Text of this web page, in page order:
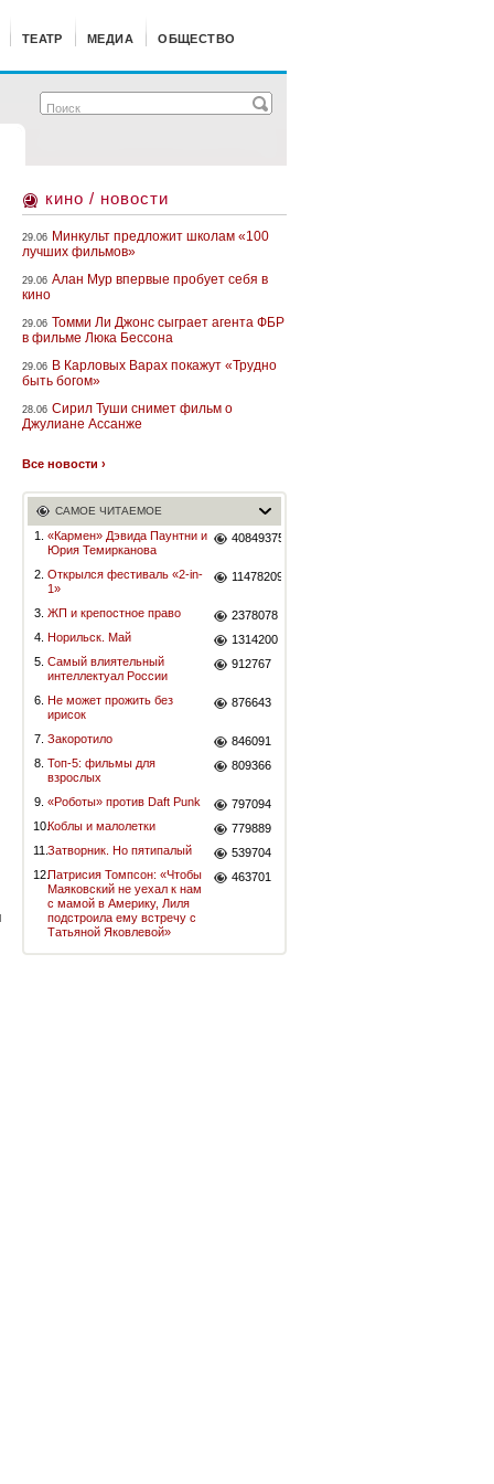
ТЕАТР МЕДИА ОБЩЕСТВО
кино / новости
29.06 Минкульт предложит школам «100
лучших фильмов»
29.06 Алан Мур впервые пробует себя в
кино
29.06 Томми Ли Джонс сыграет агента ФБР
в фильме Люка Бессона
29.06 В Карловых Варах покажут «Трудно
быть богом»
28.06 Сирил Туши снимет фильм о
Джулиане Ассанже
Все новости ›
САМОЕ ЧИТАЕМОЕ
1.
«Кармен» Дэвида Паунтни и
Юрия Темирканова
40849375
2. Открылся фестиваль «2-in-
1»
11478209
3. ЖП и крепостное право
2378078
4. Норильск. Май
1314200
5. Самый влиятельный
интеллектуал России
912767
6. Не может прожить без
ирисок
876643
7. Закоротило
846091
8. Топ-5: фильмы для
взрослых
809366
9. «Роботы» против Daft Punk
797094
10.Коблы и малолетки
779889
11.Затворник. Но пятипалый
539704
12.Патрисия Томпсон: «Чтобы
Маяковский не уехал к нам
с мамой в Америку, Лиля
подстроила ему встречу с
Татьяной Яковлевой»
463701